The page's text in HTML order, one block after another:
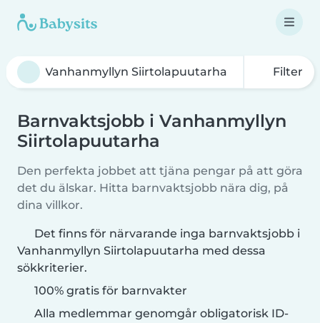
Filter
Barnvaktsjobb i Vanhanmyllyn
Siirtolapuutarha
Den perfekta jobbet att tjäna pengar på att göra
det du älskar. Hitta barnvaktsjobb nära dig, på
dina villkor.
Det finns för närvarande inga barnvaktsjobb i
Vanhanmyllyn Siirtolapuutarha med dessa
sökkriterier.
100% gratis för barnvakter
Alla medlemmar genomgår obligatorisk ID-